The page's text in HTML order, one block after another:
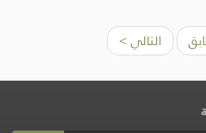
التالي >